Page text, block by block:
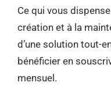
Ce qui vous
création et à la
d’une solution tout-
bénéficier en
mensuel.